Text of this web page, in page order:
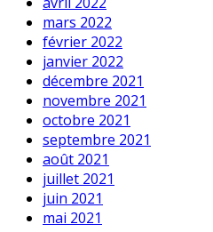
mars 2022
février 2022
janvier 2022
décembre 2021
novembre 2021
octobre 2021
septembre 2021
août 2021
juillet 2021
juin 2021
mai 2021